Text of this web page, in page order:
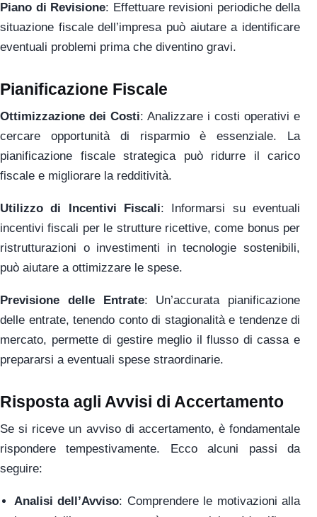
Piano di Revisione: Effettuare revisioni periodiche della
situazione fiscale dell’impresa può aiutare a identificare
eventuali problemi prima che diventino gravi.
Pianificazione Fiscale
Ottimizzazione dei Costi: Analizzare i costi operativi e
cercare opportunità di risparmio è essenziale. La
pianificazione fiscale strategica può ridurre il carico
fiscale e migliorare la redditività.
Utilizzo di Incentivi Fiscali: Informarsi su eventuali
incentivi fiscali per le strutture ricettive, come bonus per
ristrutturazioni o investimenti in tecnologie sostenibili,
può aiutare a ottimizzare le spese.
Previsione delle Entrate: Un’accurata pianificazione
delle entrate, tenendo conto di stagionalità e tendenze di
mercato, permette di gestire meglio il flusso di cassa e
prepararsi a eventuali spese straordinarie.
Risposta agli Avvisi di Accertamento
Se si riceve un avviso di accertamento, è fondamentale
rispondere tempestivamente. Ecco alcuni passi da
seguire:
Analisi dell’Avviso: Comprendere le motivazioni alla